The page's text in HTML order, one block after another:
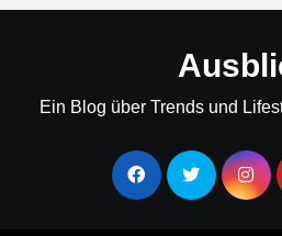
Ein Blog über Trends und